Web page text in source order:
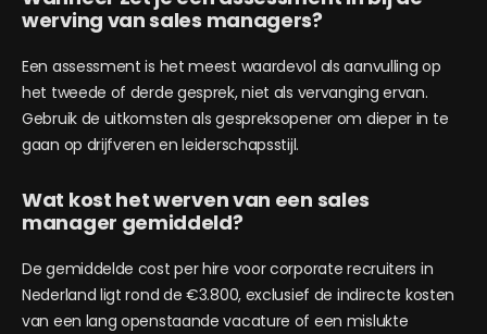
werving van sales managers?
Een assessment is het meest waardevol als aanvulling op
het tweede of derde gesprek, niet als vervanging ervan.
Gebruik de uitkomsten als gespreksopener om dieper in te
gaan op drijfveren en leiderschapsstijl.
Wat kost het werven van een sales
manager gemiddeld?
De gemiddelde cost per hire voor corporate recruiters in
Nederland ligt rond de €3.800, exclusief de indirecte kosten
van een lang openstaande vacature of een mislukte